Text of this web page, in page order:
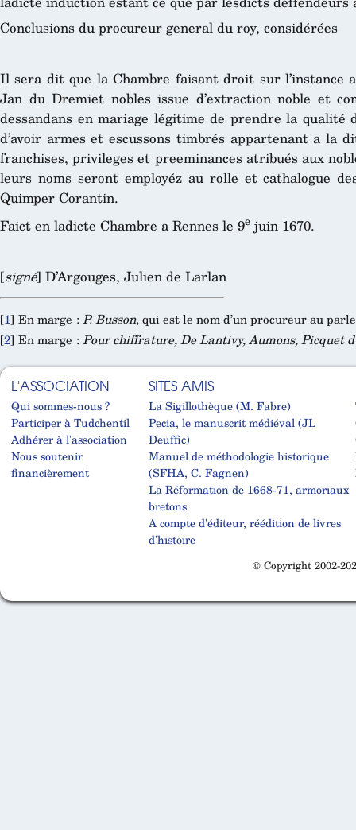
Conclusions du procureur general du roy, considérées
Il sera dit que la Chambre faisant droit sur l’instance
Jan du Dremiet nobles issue d’extraction noble et
dessandans en mariage légitime de prendre la qualité
d’avoir armes et escussons timbrés appartenant a
franchises, privileges et preeminances atribués aux
leurs noms seront employéz au rolle et cathalogue
Quimper Corantin.
Faict en ladicte Chambre a Rennes le 9e juin 1670.
[signé] D’Argouges, Julien de Larlan
[1] En marge : P. Busson, qui est le nom d’un procureur au
[2] En marge : Pour chiffrature, De Lantivy, Aumons, Picquet
L'ASSOCIATION
Qui sommes-nous ?
Participer à Tudchentil
Adhérer à l'association
Nous soutenir
financièrement
SITES AMIS
La Sigillothèque (M. Fabre)
Pecia, le manuscrit médiéval (JL
Deuffic)
Manuel de méthodologie historique
(SFHA, C. Fagnen)
La Réformation de 1668-71, armoriaux
bretons
A compte d'éditeur, réédition de livres
d'histoire
© Copyright 2002-